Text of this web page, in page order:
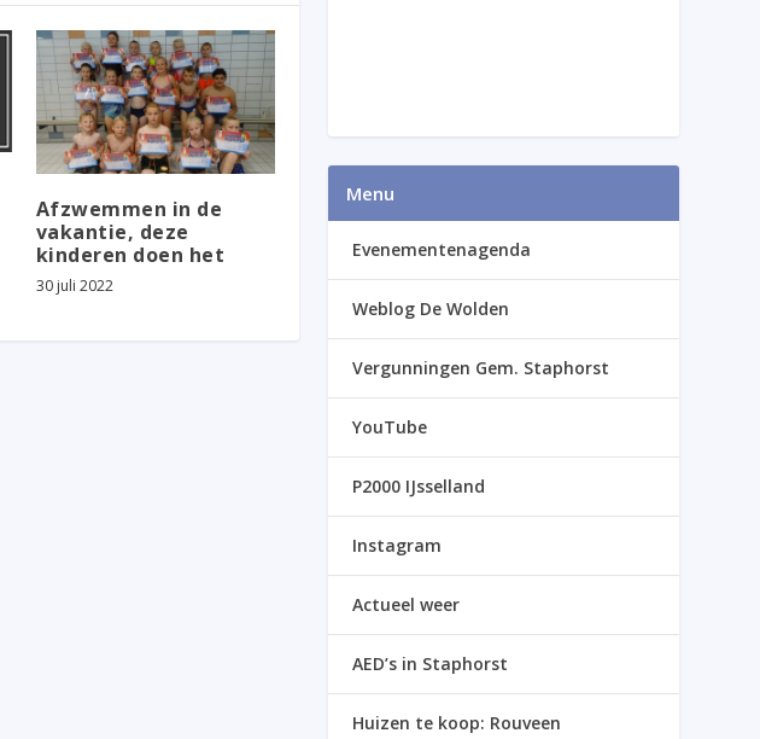
Afzwemmen in de
vakantie, deze
kinderen doen het
30 juli 2022
Menu
Evenementenagenda
Weblog De Wolden
Vergunningen Gem. Staphorst
YouTube
P2000 IJsselland
Instagram
Actueel weer
AED’s in Staphorst
Huizen te koop: Rouveen